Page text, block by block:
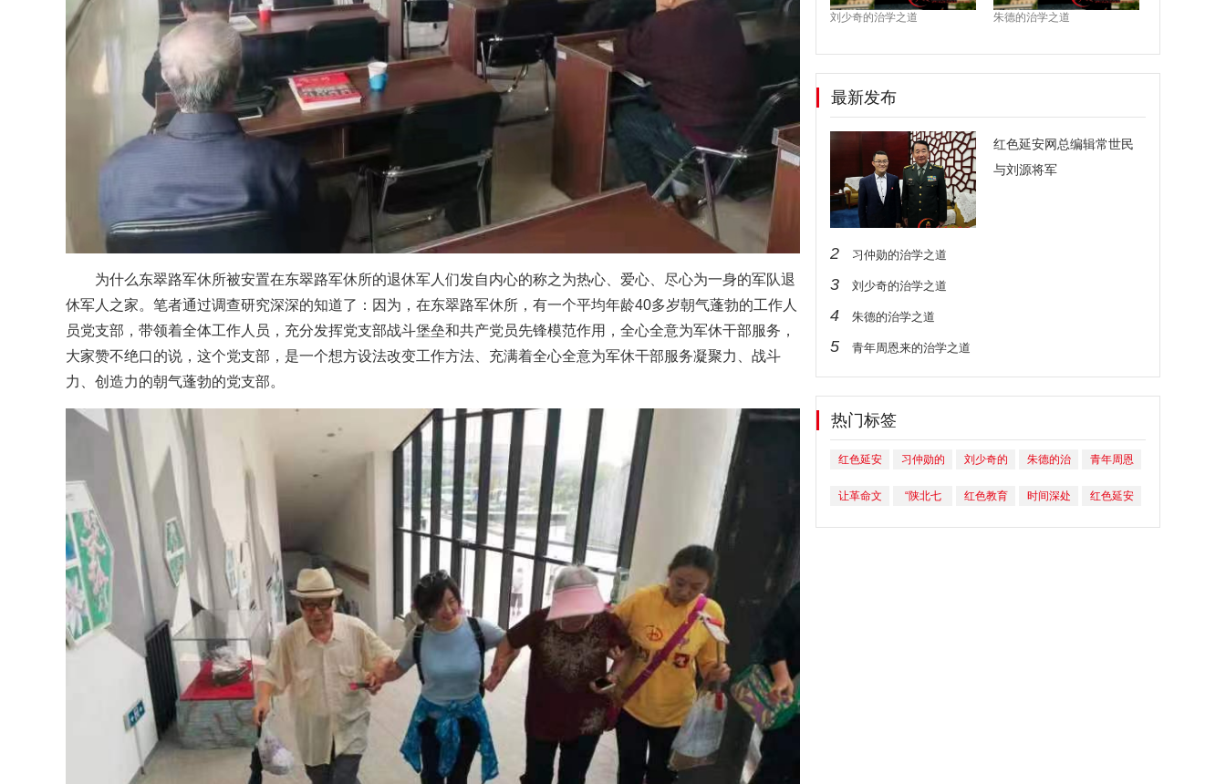
为什么东翠路军休所被安置在东翠路军休所的退休军人们发自内心的称之为热心、爱心、尽心为一身的军队退
休军人之家。笔者通过调查研究深深的知道了：因为，在东翠路军休所，有一个平均年龄40多岁朝气蓬勃的工作人
员党支部，带领着全体工作人员，充分发挥党支部战斗堡垒和共产党员先锋模范作用，全心全意为军休干部服务，
大家赞不绝口的说，这个党支部，是一个想方设法改变工作方法、充满着全心全意为军休干部服务凝聚力、战斗
力、创造力的朝气蓬勃的党支部。
刘少奇的治学之道 朱德的治学之道
最新发布
红色延安网总编辑常世民
与刘源将军
2 习仲勋的治学之道
3 刘少奇的治学之道
4 朱德的治学之道
5 青年周恩来的治学之道
热门标签
红色延安
常世民与
习仲勋的
刘少奇的
朱德的治
青年周恩
之道
让革命文
“陕北七
红色教育
时间深处
红色延安